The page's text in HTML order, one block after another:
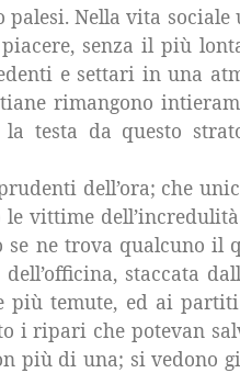
Nella vita
piacere, senza il più
e settari in una
rimangono
la testa da questo
dell’ora; che
vittime
ne trova qualcuno il
staccata
temute, ed ai
i ripari che potevan
più di una; si vedono